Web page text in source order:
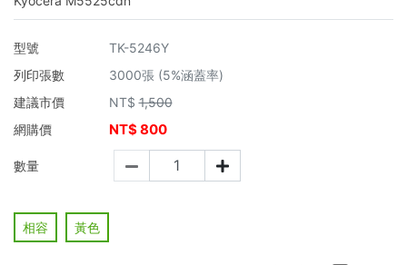
型號
TK-5246Y
列印張數
3000張 (5%涵蓋率)
建議市價
NT$ 1,500
網購價
NT$800
數量
相容 黃色